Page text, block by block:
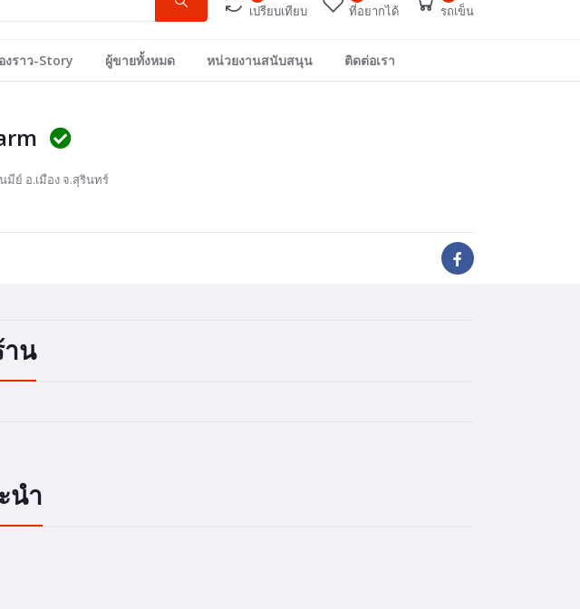
เปรียบเทียบ ที่อยากได้ รถเข็น
งราว-Story ผู้ขายทั้งหมด หน่วยงานสนับสนุน ติดต่อเรา
มีย์ อ.เมือง จ.สุรินทร์
าน
นำ